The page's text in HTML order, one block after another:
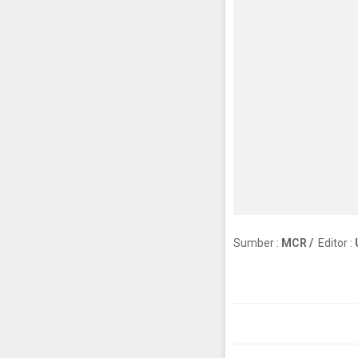
Sumber : MCR / Editor :